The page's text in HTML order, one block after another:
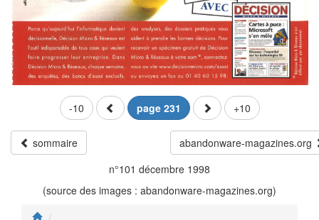
-10 page 231 +10
sommaire
abandonware-magazines.org
n°101 décembre 1998
(source des images : abandonware-magazines.org)